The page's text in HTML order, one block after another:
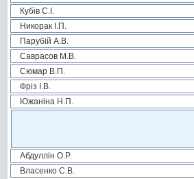
Кубів С.І.
Никорак І.П.
Парубій А.В.
Саврасов М.В.
Сюмар В.П.
Фріз І.В.
Южаніна Н.П.
Абдуллін О.Р.
Власенко С.В.